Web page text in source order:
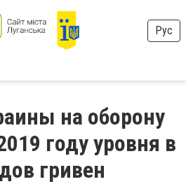
Рус
на оборону
году уровня в
гривен